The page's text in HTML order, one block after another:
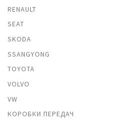
RENAULT
SEAT
SKODA
SSANGYONG
TOYOTA
VOLVO
VW
КОРОБКИ ПЕРЕДАЧ